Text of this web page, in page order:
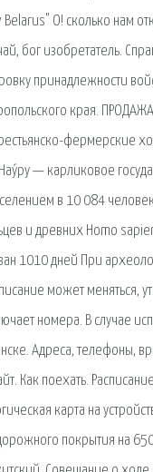
О! сколько нам
бог изобретатель.
принадлежности
края.
фермерские
— карликовое
в 10 084
и древних Homo
1010 дней При
может меняться,
номера. В случае
Адреса, телефоны,
Как поехать.
карта на
покрытия на